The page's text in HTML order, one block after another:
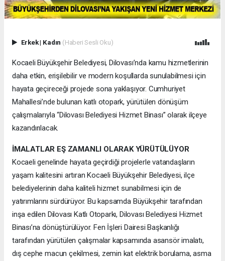
Erkek| Kadın (Haberi Sesli Oku)
Kocaeli Büyükşehir Belediyesi, Dilovası’nda kamu hizmetlerinin
daha etkin, erişilebilir ve modern koşullarda sunulabilmesi için
hayata geçireceği projede sona yaklaşıyor. Cumhuriyet
Mahallesi’nde bulunan katlı otopark, yürütülen dönüşüm
çalışmalarıyla “Dilovası Belediyesi Hizmet Binası” olarak ilçeye
kazandırılacak.
İMALATLAR EŞ ZAMANLI OLARAK YÜRÜTÜLÜYOR
Kocaeli genelinde hayata geçirdiği projelerle vatandaşların
yaşam kalitesini artıran Kocaeli Büyükşehir Belediyesi, ilçe
belediyelerinin daha kaliteli hizmet sunabilmesi için de
yatırımlarını sürdürüyor. Bu kapsamda Büyükşehir tarafından
inşa edilen Dilovası Katlı Otoparkı, Dilovası Belediyesi Hizmet
Binası’na dönüştürülüyor. Fen İşleri Dairesi Başkanlığı
tarafından yürütülen çalışmalar kapsamında asansör imalatı,
dış cephe macun çekilmesi, zemin kat elektrik borulama, asma